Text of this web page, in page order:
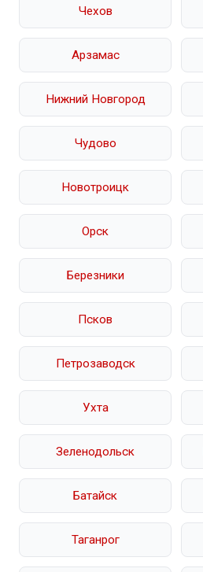
Чехов
Арзамас
Нижний Новгород
Чудово
Новотроицк
Орск
Березники
Псков
Петрозаводск
Ухта
Зеленодольск
Батайск
Таганрог